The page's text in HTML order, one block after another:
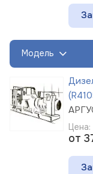
Модель
Цена:
от